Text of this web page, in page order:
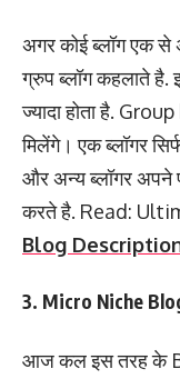
अगर कोई ब्लॉग एक से
ग्रुप ब्लॉग कहलाते है.
ज्यादा होता है.
मिलेंगे। एक ब्लॉगर
और अन्य ब्लॉगर अपने
करते है. Read:
Blog
3. Micro Niche
आज कल इस तरह के